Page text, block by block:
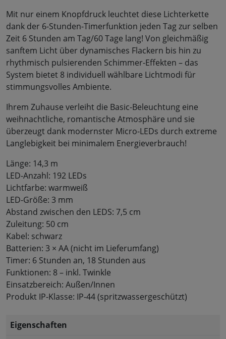
Mit nur einem Knopfdruck leuchtet diese Lichterkette
dank der 6-Stunden-Timerfunktion jeden Tag zur selben
Zeit 6 Stunden am Tag/60 Tage lang! Von gleichmäßig
sanftem Licht über dynamisches Flackern bis hin zu
rhythmisch pulsierenden Schimmer-Effekten – das
System bietet 8 individuell wählbare Lichtmodi für
stimmungsvolles Ambiente.
Ihrem Zuhause verleiht die Basic-Beleuchtung eine
weihnachtliche, romantische Atmosphäre und sie
überzeugt dank modernster Micro-LEDs durch extreme
Langlebigkeit bei minimalem Energieverbrauch!
Länge: 14,3 m
LED-Anzahl: 192 LEDs
Lichtfarbe: warmweiß
LED-Größe: 3 mm
Abstand zwischen den LEDS: 7,5 cm
Zuleitung: 50 cm
Kabel: schwarz
Batterien: 3 × AA (nicht im Lieferumfang)
Timer: 6 Stunden an, 18 Stunden aus
Funktionen: 8 – inkl. Twinkle
Einsatzbereich: Außen/Innen
Produkt IP-Klasse: IP-44 (spritzwassergeschützt)
Eigenschaften